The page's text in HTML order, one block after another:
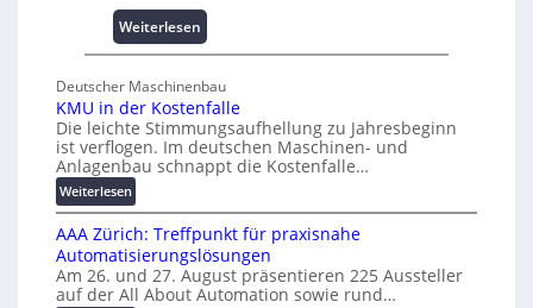
s
e
s
c
h
a
f
f
n
Weiterlesen
U
i
v
e
r
l
A
u
t
Deutscher Maschinenbau
KMU in der Kostenfalle
Die leichte Stimmungsaufhellung zu Jahresbeginn
ist verflogen. Im deutschen Maschinen- und
Anlagenbau schnappt die Kostenfalle…
Weiterlesen:
K
M
U
i
n
AAA Zürich: Treffpunkt für praxisnahe
Automatisierungslösungen
Am 26. und 27. August präsentieren 225 Aussteller
auf der All About Automation sowie rund…